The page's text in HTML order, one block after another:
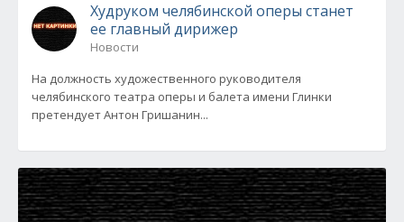
Худруком челябинской оперы станет
ее главный дирижер
Новости
На должность художественного руководителя
челябинского театра оперы и балета имени Глинки
претендует Антон Гришанин...